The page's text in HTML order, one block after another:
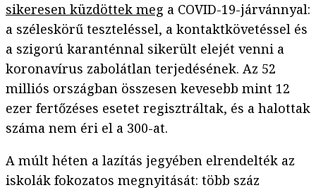
sikeresen küzdöttek meg a COVID-19-járvánnyal:
a széleskörű teszteléssel, a kontaktkövetéssel és
a szigorú karanténnal sikerült elejét venni a
koronavírus zabolátlan terjedésének. Az 52
milliós országban összesen kevesebb mint 12
ezer fertőzéses esetet regisztráltak, és a halottak
száma nem éri el a 300-at.
A múlt héten a lazítás jegyében elrendelték az
iskolák fokozatos megnyitását: több száz